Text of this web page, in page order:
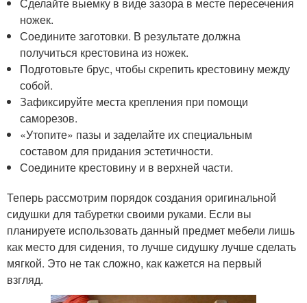
ножек.
Соедините заготовки. В результате должна
получиться крестовина из ножек.
Подготовьте брус, чтобы скрепить крестовину между
собой.
Зафиксируйте места крепления при помощи
саморезов.
«Утопите» пазы и заделайте их специальным
составом для придания эстетичности.
Соедините крестовину и в верхней части.
Теперь рассмотрим порядок создания оригинальной
сидушки для табуретки своими руками. Если вы
планируете использовать данный предмет мебели лишь
как место для сидения, то лучше сидушку лучше сделать
мягкой. Это не так сложно, как кажется на первый
взгляд.